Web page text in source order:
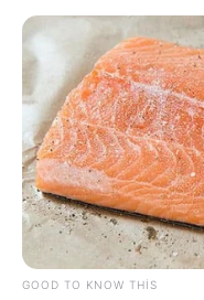
11:25 / 04 Avqust 2026
Azərbaycanlı
öldü
97
GOOD TO KNOW THIS